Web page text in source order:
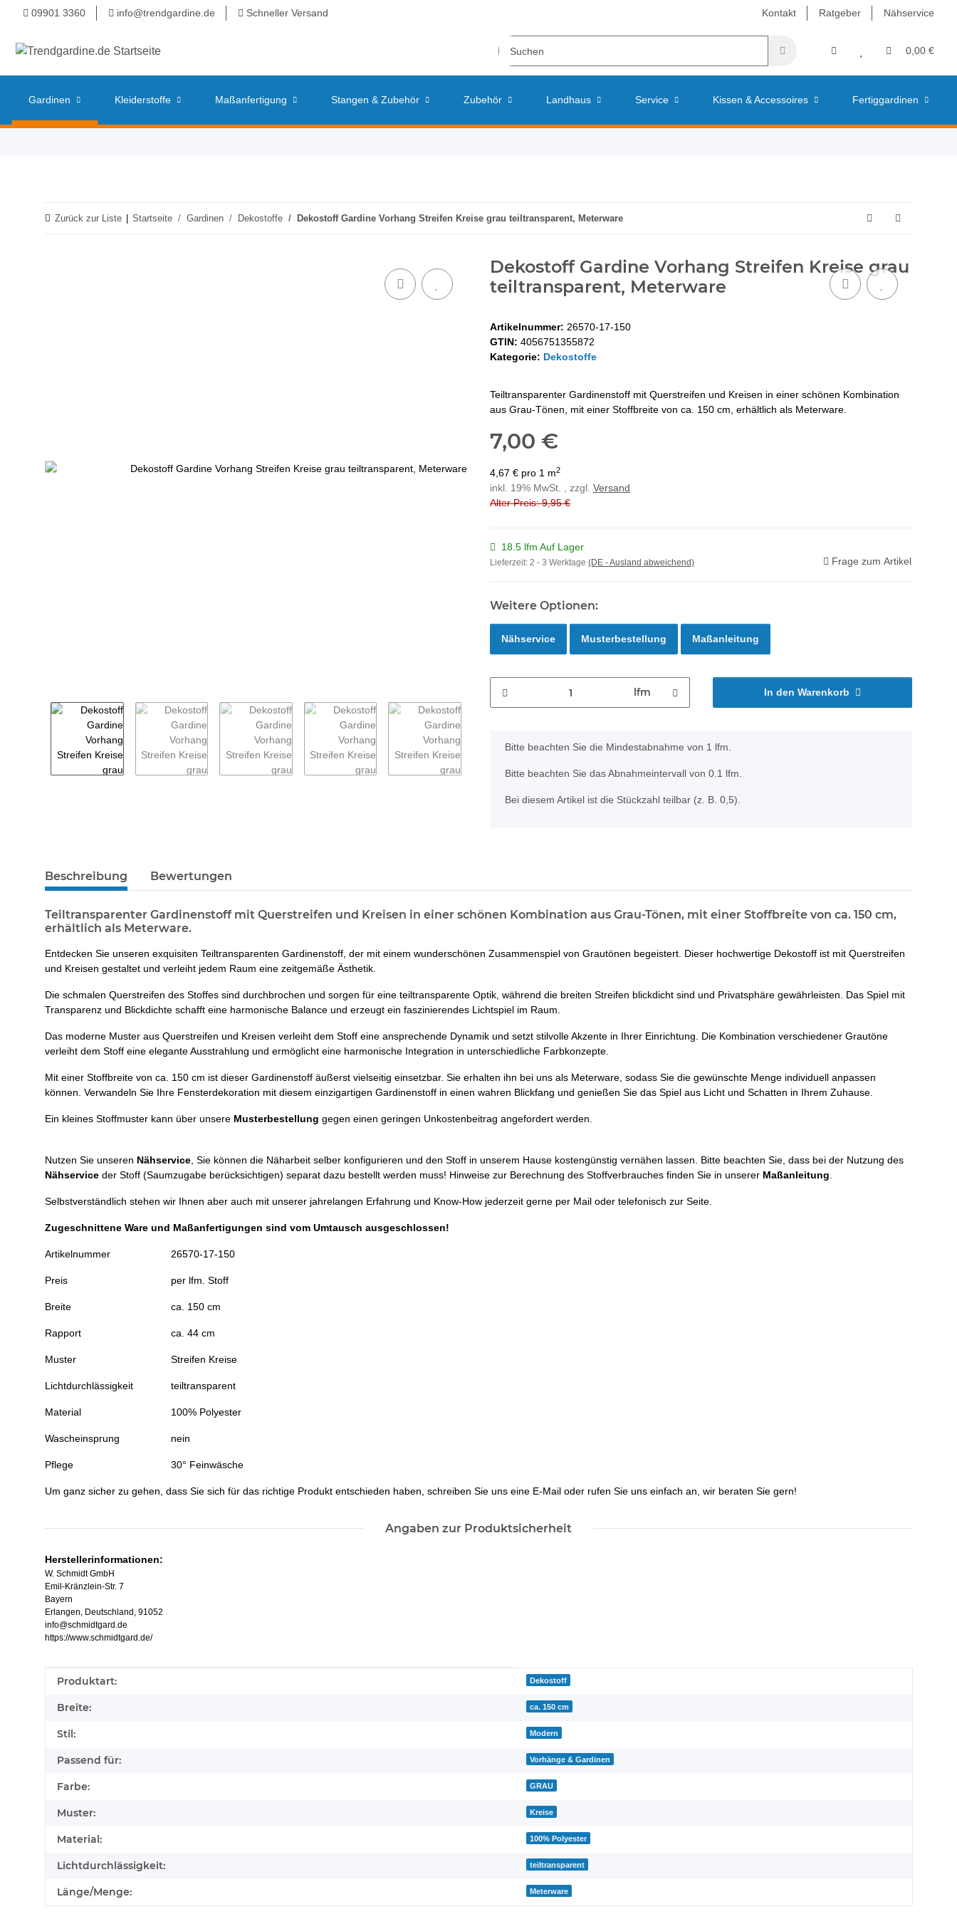
Kontakt Ratgeber Nähservice
09901 3360 info@trendgardine.de Schneller Versand
0,00 €
Gardinen Kleiderstoffe Maßanfertigung Stangen & Zubehör Zubehör Landhaus Service Kissen & Accessoires Fertiggardinen
Zurück zur Liste Startseite Gardinen Dekostoffe Dekostoff Gardine Vorhang Streifen Kreise grau teiltransparent, Meterware
Dekostoff Gardine Vorhang Streifen Kreise grau
teiltransparent, Meterware
Artikelnummer: 26570-17-150
GTIN: 4056751355872
Kategorie: Dekostoffe
Teiltransparenter Gardinenstoff mit Querstreifen und Kreisen in einer schönen Kombination
aus Grau-Tönen, mit einer Stoffbreite von ca. 150 cm, erhältlich als Meterware.
7,00 €
4,67 € pro 1 m2
inkl. 19% MwSt. , zzgl. Versand
Alter Preis: 9,95 €
18.5 lfm Auf Lager
Lieferzeit: 2 - 3 Werktage (DE - Ausland abweichend) Frage zum Artikel
Weitere Optionen:
Nähservice Musterbestellung Maßanleitung
lfm In den Warenkorb
x
Bitte beachten Sie die Mindestabnahme von 1 lfm.
Bitte beachten Sie das Abnahmeintervall von 0.1 lfm.
Bei diesem Artikel ist die Stückzahl teilbar (z. B. 0,5).
weitere Registerkarten anzeigen
Beschreibung Bewertungen
Teiltransparenter Gardinenstoff mit Querstreifen und Kreisen in einer schönen Kombination aus Grau-Tönen, mit einer Stoffbreite von ca. 150 cm,
erhältlich als Meterware.
Entdecken Sie unseren exquisiten Teiltransparenten Gardinenstoff, der mit einem wunderschönen Zusammenspiel von Grautönen begeistert. Dieser hochwertige Dekostoff ist mit Querstreifen
und Kreisen gestaltet und verleiht jedem Raum eine zeitgemäße Ästhetik.
Die schmalen Querstreifen des Stoffes sind durchbrochen und sorgen für eine teiltransparente Optik, während die breiten Streifen blickdicht sind und Privatsphäre gewährleisten. Das Spiel mit
Transparenz und Blickdichte schafft eine harmonische Balance und erzeugt ein faszinierendes Lichtspiel im Raum.
Das moderne Muster aus Querstreifen und Kreisen verleiht dem Stoff eine ansprechende Dynamik und setzt stilvolle Akzente in Ihrer Einrichtung. Die Kombination verschiedener Grautöne
verleiht dem Stoff eine elegante Ausstrahlung und ermöglicht eine harmonische Integration in unterschiedliche Farbkonzepte.
Mit einer Stoffbreite von ca. 150 cm ist dieser Gardinenstoff äußerst vielseitig einsetzbar. Sie erhalten ihn bei uns als Meterware, sodass Sie die gewünschte Menge individuell anpassen
können. Verwandeln Sie Ihre Fensterdekoration mit diesem einzigartigen Gardinenstoff in einen wahren Blickfang und genießen Sie das Spiel aus Licht und Schatten in Ihrem Zuhause.
Ein kleines Stoffmuster kann über unsere Musterbestellung gegen einen geringen Unkostenbeitrag angefordert werden.
Nutzen Sie unseren Nähservice , Sie können die Näharbeit selber konfigurieren und den Stoff in unserem Hause kostengünstig vernähen lassen. Bitte beachten Sie, dass bei der Nutzung des
Nähservice der Stoff (Saumzugabe berücksichtigen) separat dazu bestellt werden muss! Hinweise zur Berechnung des Stoffverbrauches finden Sie in unserer Maßanleitung
Selbstverständlich stehen wir Ihnen aber auch mit unserer jahrelangen Erfahrung und Know-How jederzeit gerne per Mail oder telefonisch zur Seite.
Zugeschnittene Ware und Maßanfertigungen sind vom Umtausch ausgeschlossen!
Artikelnummer 26570-17-150
Preis per lfm. Stoff
Breite ca. 150 cm
Rapport ca. 44 cm
Muster Streifen Kreise
Lichtdurchlässigkeit teiltransparent
Material 100% Polyester
Wascheinsprung nein
Pflege 30° Feinwäsche
Um ganz sicher zu gehen, dass Sie sich für das richtige Produkt entschieden haben, schreiben Sie uns eine E-Mail oder rufen Sie uns einfach an, wir beraten Sie gern!
Angaben zur Produktsicherheit
Herstellerinformationen:
W. Schmidt GmbH
Emil-Kränzlein-Str. 7
Bayern
Erlangen, Deutschland, 91052
info@schmidtgard.de
https://www.schmidtgard.de/
Produkteigenschaft
Wert
Produktart: Dekostoff
Breite: ca. 150 cm
Stil: Modern
Passend für: Vorhänge & Gardinen
Farbe: GRAU
Muster: Kreise
Material: 100% Polyester
Lichtdurchlässigkeit: teiltransparent
Länge/Menge: Meterware